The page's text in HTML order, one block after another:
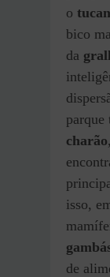
o
bico
da
parque
charão
isso,
de